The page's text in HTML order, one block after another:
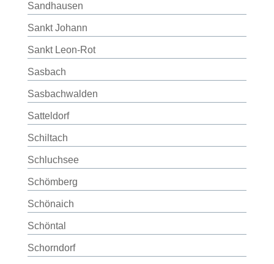
Sandhausen
Sankt Johann
Sankt Leon-Rot
Sasbach
Sasbachwalden
Satteldorf
Schiltach
Schluchsee
Schömberg
Schönaich
Schöntal
Schorndorf